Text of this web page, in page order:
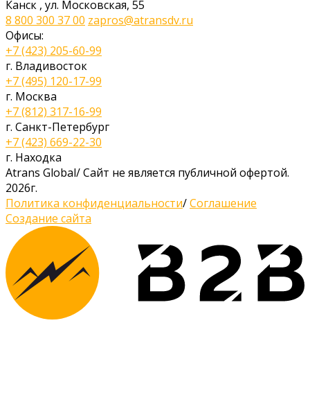
Канск , ул. Московская, 55
8 800 300 37 00 zapros@atransdv.ru
Офисы:
+7 (423) 205-60-99
г. Владивосток
+7 (495) 120-17-99
г. Москва
+7 (812) 317-16-99
г. Санкт-Петербург
+7 (423) 669-22-30
г. Находка
Atrans Global/Сайт не является публичной офертой.
2026г.
Политика конфиденциальности/Соглашение
Создание сайта